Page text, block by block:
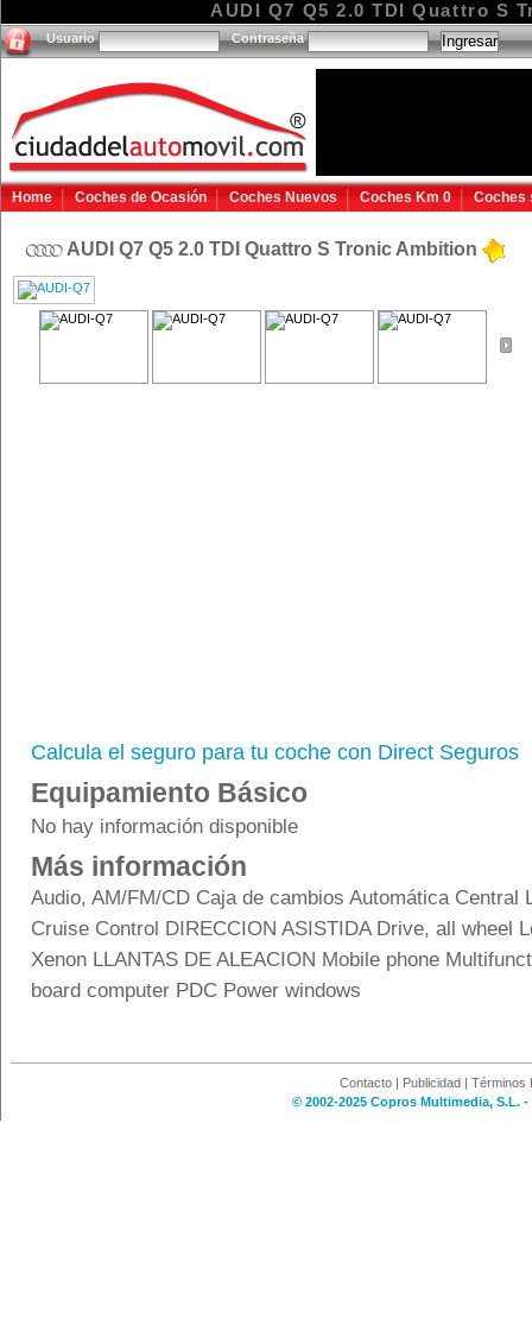
AUDI Q7 Q5 2.0 TDI Quattro S
Usuario Contraseña
Home Coches de Ocasión Coches Nuevos Coches Km 0 Coches
AUDI Q7 Q5 2.0 TDI Quattro S Tronic Ambition
Calcula el seguro para tu coche con Direct Seguros
Equipamiento Básico
No hay información disponible
Más información
Audio, AM/FM/CD Caja de cambios Automática Central
Cruise Control DIRECCION ASISTIDA Drive, all wheel
Xenon LLANTAS DE ALEACION Mobile phone
board computer PDC Power windows
Contacto | Publicidad | Términos
© 2002-2025 Copros Multimedia, S.L.